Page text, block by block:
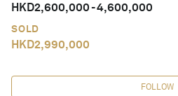
HKD2,600,000-4,600,000
SOLD
HKD2,990,000
FOLLOW